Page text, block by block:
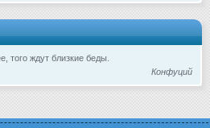
того ждут близкие беды.
Конфуций